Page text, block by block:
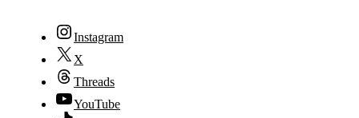
Instagram
X
Threads
YouTube